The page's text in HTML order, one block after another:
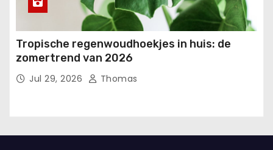
Tropische regenwoudhoekjes in huis: de
zomertrend van 2026
Jul 29, 2026 Thomas